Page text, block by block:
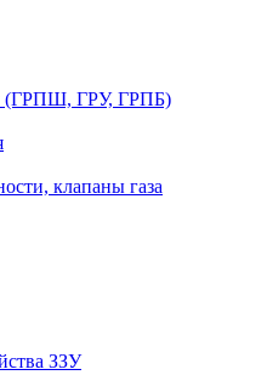
(ГРПШ, ГРУ, ГРПБ)
клапаны газа
ЗЗУ